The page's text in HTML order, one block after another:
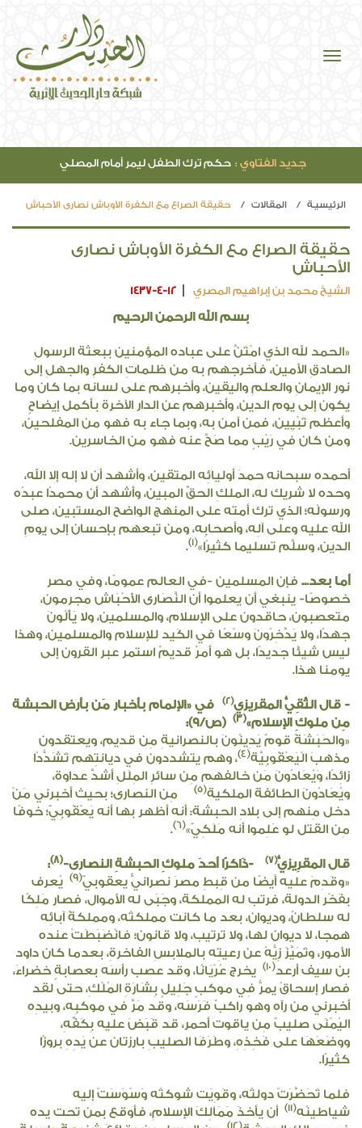
جديد الصوتيات : مقدمة مفتاح دار السعادة (42)
الرئيسيـة المقالات حقيقة الصراع مع الكفرة الأوباش نصارى الأحباش
حقيقة الصراع مع الكفرة الأوباش نصارى
الأحباش
الشيخ محمد بن إبراهيم المصري 1437-4-12
بسم الله الرحمن الرحيم
«الحمد لله الذي امْتَنَّ على عباده المؤمنين ببعثة الرسولِ
الصادقِ الأمين، فأخرجهم به من ظلماتِ الكفرِ والجهلِ إلى
نور الإيمانِ والعلمِ واليقين، وأخبرهم على لسانه بما كان وما
يكون إلى يوم الدين، وأخبرهم عن الدار الآخرة بأكمل إيضاحٍ
وأعظم تَبْيِين، فمن آمن به، وبما جاء به فهو من المفلحين،
ومن كان في رَيْبٍ مما صَحَّ عنه فهو من الخاسرين.
أحمده سبحانه حمدَ أوليائِه المتقين، وأشهد أن لا إله إلا الله،
وحده لا شريك له، الملكِ الحقِّ المبين، وأشهد أن محمدًا عبدُه
ورسولُه؛ الذي ترك أمته على المنهج الواضح المستبين، صلى
الله عليه وعلى آلِه، وأصحابِه، ومن تبعهم بإحسان إلى يومِ
الدين، وسلَّم تسليما كثيرًا»(1)
.
أما بعد... فإن المسلمين -في العالم عمومًا، وفي مصر
خصوصًا- ينبغي أن يعلموا أن النَّصَارى الأَحْبَاش مجرمون،
متعصبون، حاقدون على الإسلام، والمسلمين، ولا يَأْلُونَ
جهدًا، ولا يَدَّخِرُونَ وسْعًا في الكَيد للإسلام والمسلمين، وهذا
ليس شيئًا جديدًا، بل هو أمرٌ قديمٌ استمر عبر القرون إلى
يومنا هذا.
- قال التَّقِيُّ المقريزي(2)
في «الإلمام بأخبار مَن بأرض الحبشة
مِن ملوكِ الإسلام»(3)
(ص/9):
«والحَبَشَةُ قومٌ يَدِينُونَ بالنصرانيةِ مِن قديم، ويعتقدون
مذهبَ الْيَعْقُوبِيَّة(4)
، وهم يتشددون في ديانتِهم تَشَدُّدًا
زائِدًا، وَيُعَادُونَ مَن خالفهم مِن سائرِ المِلَلِ أشدَّ عداوة،
ويُعَادُونَ الطائفةَ الملكية(5)
مِن النصارى؛ بحيث أخبرني مَنْ
دخل مِنهم إلى بلادِ الحبشة: أنه أظهر بها أنه يَعْقُوبِيّ؛ خوفًا
مِن القتل لو عَلِموا أنه مَلَكِيّ»(6)
.
قال المقرِيزيُّ(7) -ذَاكرًا أحدَ ملوكِ الحبشةِ النصارى-(8)
:
«وقَدِمَ عليه أيضًا من قِبطِ مصرَ نصرانيٌّ يعقوبيّ(9)
يُعرف
بفَخْر الدولة، فرتب له المملكة، وجَبَى له الأموال، فصار مَلِكًا
له سلطانٌ، وديوان، بعد ما كانت مملكتُه، ومملكةُ آبائِه
همجا، لا ديوان لها، ولا ترتيب، ولا قانون؛ فانْضَبَطَتْ عنده
الأمور، وتَمَيَّزَ زِيُّهُ عن رعيتِه بالملابسِ الفاخرةِ، بعدما كان داود
بن سيف أرعد(10)
يخرج عُرْيَانًا، وقد عصب رأسَه بعصابةٍ خضراءَ،
فصار إسحاقُ يمرُّ فِي موكبٍ جَلِيلٍ بِشَارَةِ المُلْكِ، حتى لقد
أخبرني من رآه وهو راكبٌ فَرَسَه، وقد مَرَّ في موكبِه، وبيدِه
اليُمْنَى صليبٌ مِن ياقوت أحمر، قد قَبَضَ عليه بِكَفِّهِ،
ووضَعَهَا على فَخِذِهِ، وطَرَفَا الصليبِ بارزتان عن يَدِهِ بروزًا
كثيرًا.
فلما تَحَضَّرَتْ دولتُه، وقَوِيَت شوكتُه وَسْوَسَتْ إليه
شياطينُه(11)
أن يأخذَ مَمَاَلِكَ الإسلامِ، فأوقع بمن تحت يده
(12)